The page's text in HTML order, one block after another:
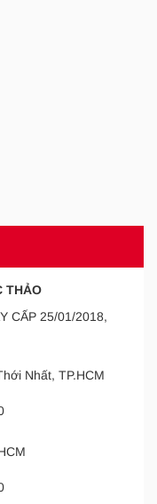
THẢO
CẤP 25/01/2018,
Nhất, TP.HCM